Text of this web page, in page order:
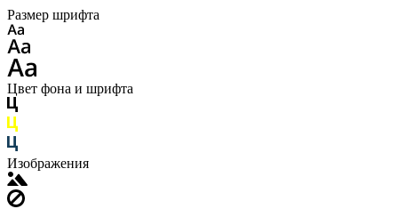
Размер шрифта
Цвет фона и шрифта
Изображения